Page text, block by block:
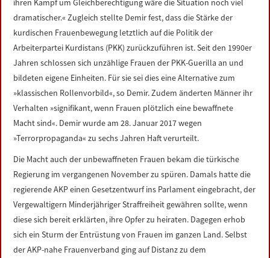
ihren Kampf um Gleichberechtigung wäre die Situation noch viel
dramatischer.« Zugleich stellte Demir fest, dass die Stärke der
kurdischen Frauenbewegung letztlich auf die Politik der
Arbeiterpartei Kurdistans (PKK) zurückzuführen ist. Seit den 1990er
Jahren schlossen sich unzählige Frauen der PKK-Guerilla an und
bildeten eigene Einheiten. Für sie sei dies eine Alternative zum
»klassischen Rollenvorbild«, so Demir. Zudem änderten Männer ihr
Verhalten »signifikant, wenn Frauen plötzlich eine bewaffnete
Macht sind«. Demir wurde am 28. Januar 2017 wegen
»Terrorpropaganda« zu sechs Jahren Haft verurteilt.
Die Macht auch der unbewaffneten Frauen bekam die türkische
Regierung im vergangenen November zu spüren. Damals hatte die
regierende AKP einen Gesetzentwurf ins Parlament eingebracht, der
Vergewaltigern Minderjähriger Straffreiheit gewähren sollte, wenn
diese sich bereit erklärten, ihre Opfer zu heiraten. Dagegen erhob
sich ein Sturm der Entrüstung von Frauen im ganzen Land. Selbst
der AKP-nahe Frauenverband ging auf Distanz zu dem